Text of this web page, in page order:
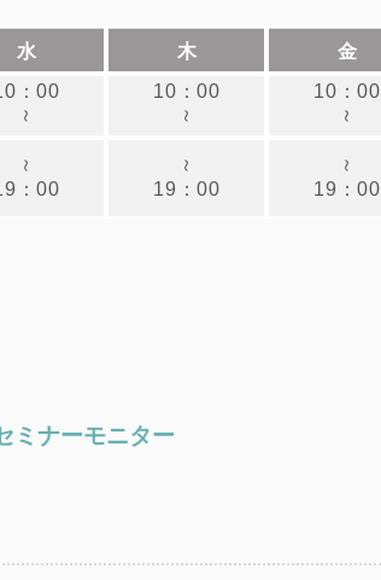
水 木 金
：00
～
10：00
～
10：00
～
～
：00
～
19：00
～
19：00
ミナーモニター